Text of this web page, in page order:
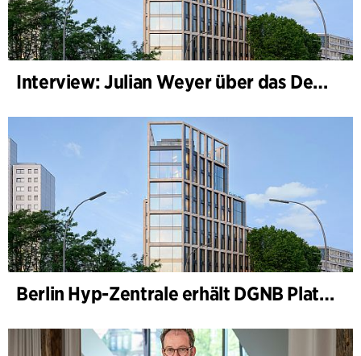
Interview: Julian Weyer über das Design von B-One
Berlin Hyp-Zentrale erhält DGNB Platin und Diamant für klimafreundliche Architektur auf höchstem Niveau